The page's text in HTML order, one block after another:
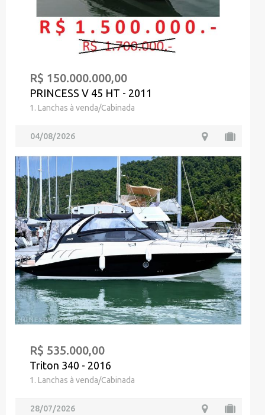
R$ 150.000.000,00
PRINCESS V 45 HT - 2011
1. Lanchas à venda/Cabinada
04/08/2026
R$ 535.000,00
Triton 340 - 2016
1. Lanchas à venda/Cabinada
28/07/2026